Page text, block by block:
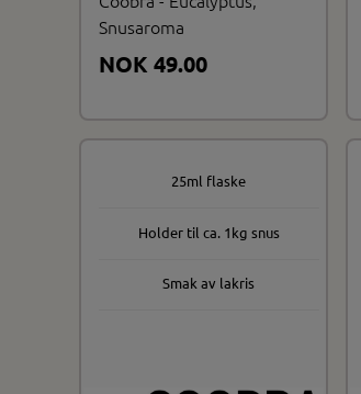
Snusaroma
NOK 49.00
25ml flaske
Holder til ca. 1kg snus
Smak av lakris